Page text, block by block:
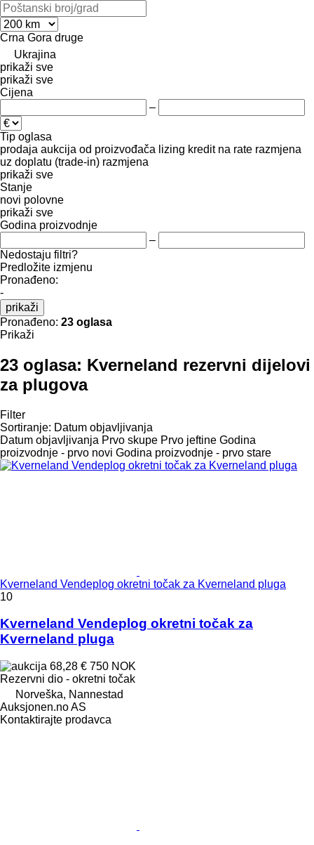
Crna Gora druge
Ukrajina
prikaži sve
prikaži sve
Cijena
–
Tip oglasa
prodaja aukcija od proizvođača lizing kredit na rate razmjena
uz doplatu (trade-in) razmjena
prikaži sve
Stanje
novi polovne
prikaži sve
Godina proizvodnje
–
Nedostaju filtri?
Predložite izmjenu
Pronađeno:
-
prikaži
Pronađeno: 23 oglasa
Prikaži
23 oglasa: Kverneland rezervni dijelovi
za plugova
Filter
Sortiranje: Datum objavljivanja
Datum objavljivanja Prvo skupe Prvo jeftine Godina
proizvodnje - prvo novi Godina proizvodnje - prvo stare
Kverneland Vendeplog okretni točak za Kverneland pluga
10
Kverneland Vendeplog okretni točak za
Kverneland pluga
68,28 € 750 NOK
Rezervni dio - okretni točak
Norveška, Nannestad
Auksjonen.no AS
Kontaktirajte prodavca